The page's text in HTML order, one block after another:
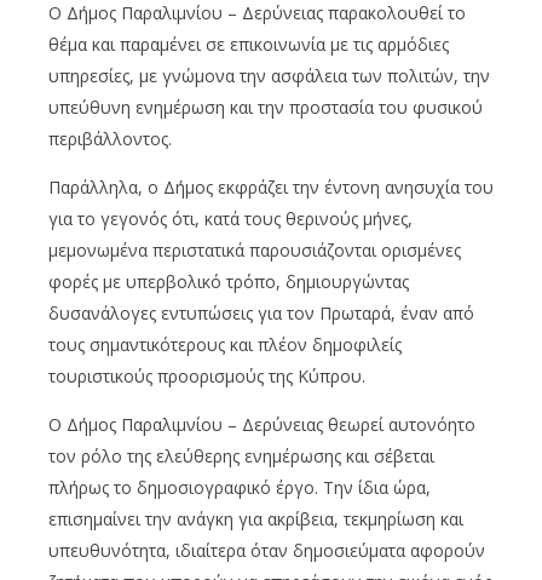
Ο Δήμος Παραλιμνίου – Δερύνειας παρακολουθεί το
θέμα και παραμένει σε επικοινωνία με τις αρμόδιες
υπηρεσίες, με γνώμονα την ασφάλεια των πολιτών, την
υπεύθυνη ενημέρωση και την προστασία του φυσικού
περιβάλλοντος.
Παράλληλα, ο Δήμος εκφράζει την έντονη ανησυχία του
για το γεγονός ότι, κατά τους θερινούς μήνες,
μεμονωμένα περιστατικά παρουσιάζονται ορισμένες
φορές με υπερβολικό τρόπο, δημιουργώντας
δυσανάλογες εντυπώσεις για τον Πρωταρά, έναν από
τους σημαντικότερους και πλέον δημοφιλείς
τουριστικούς προορισμούς της Κύπρου.
Ο Δήμος Παραλιμνίου – Δερύνειας θεωρεί αυτονόητο
τον ρόλο της ελεύθερης ενημέρωσης και σέβεται
πλήρως το δημοσιογραφικό έργο. Την ίδια ώρα,
επισημαίνει την ανάγκη για ακρίβεια, τεκμηρίωση και
υπευθυνότητα, ιδιαίτερα όταν δημοσιεύματα αφορούν